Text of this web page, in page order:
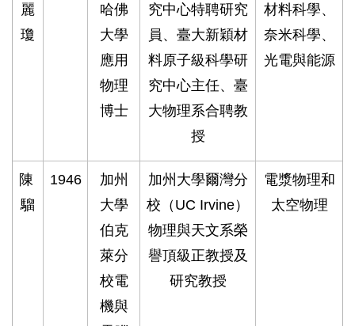
麗
瓊
哈佛
大學
應用
物理
博士
究中心特聘研究
員、臺大新穎材
料原子級科學研
究中心主任、臺
大物理系合聘教
授
材料科學、
奈米科學、
光電與能源
陳
騮
1946
加州
大學
伯克
萊分
校電
機與
加州大學爾灣分
校（UC Irvine）
物理與天文系榮
譽頂級正教授及
研究教授
電漿物理和
太空物理